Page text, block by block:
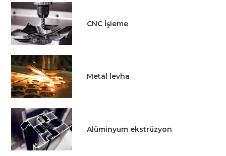
CNC İşleme
Metal levha
Alüminyum ekstrüzyon